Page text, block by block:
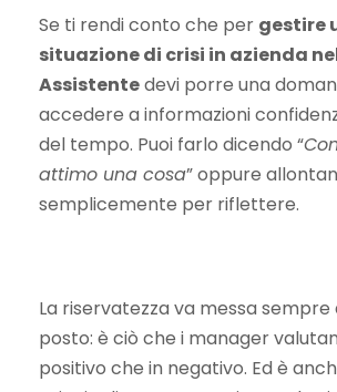
Se ti rendi conto che per gestire
situazione di crisi in azienda
Assistentedevi porre una
accedere a informazioni
del tempo. Puoi farlo dicendo “
attimo una cosa” oppure
semplicemente per riflettere.
La riservatezza va messa sempre
posto: è ciò che i manager
positivo che in negativo. Ed è